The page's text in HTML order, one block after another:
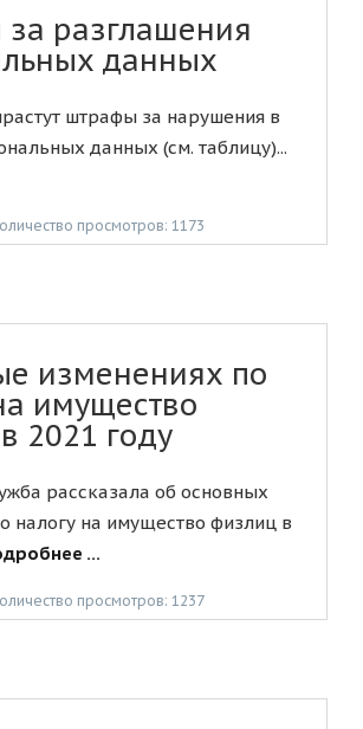
разглашения
данных
штрафы за нарушения в
данных (см. таблицу)...
просмотров: 1173
изменениях по
имущество
2021 году
рассказала об основных
налогу на имущество физлиц в
...
просмотров: 1237